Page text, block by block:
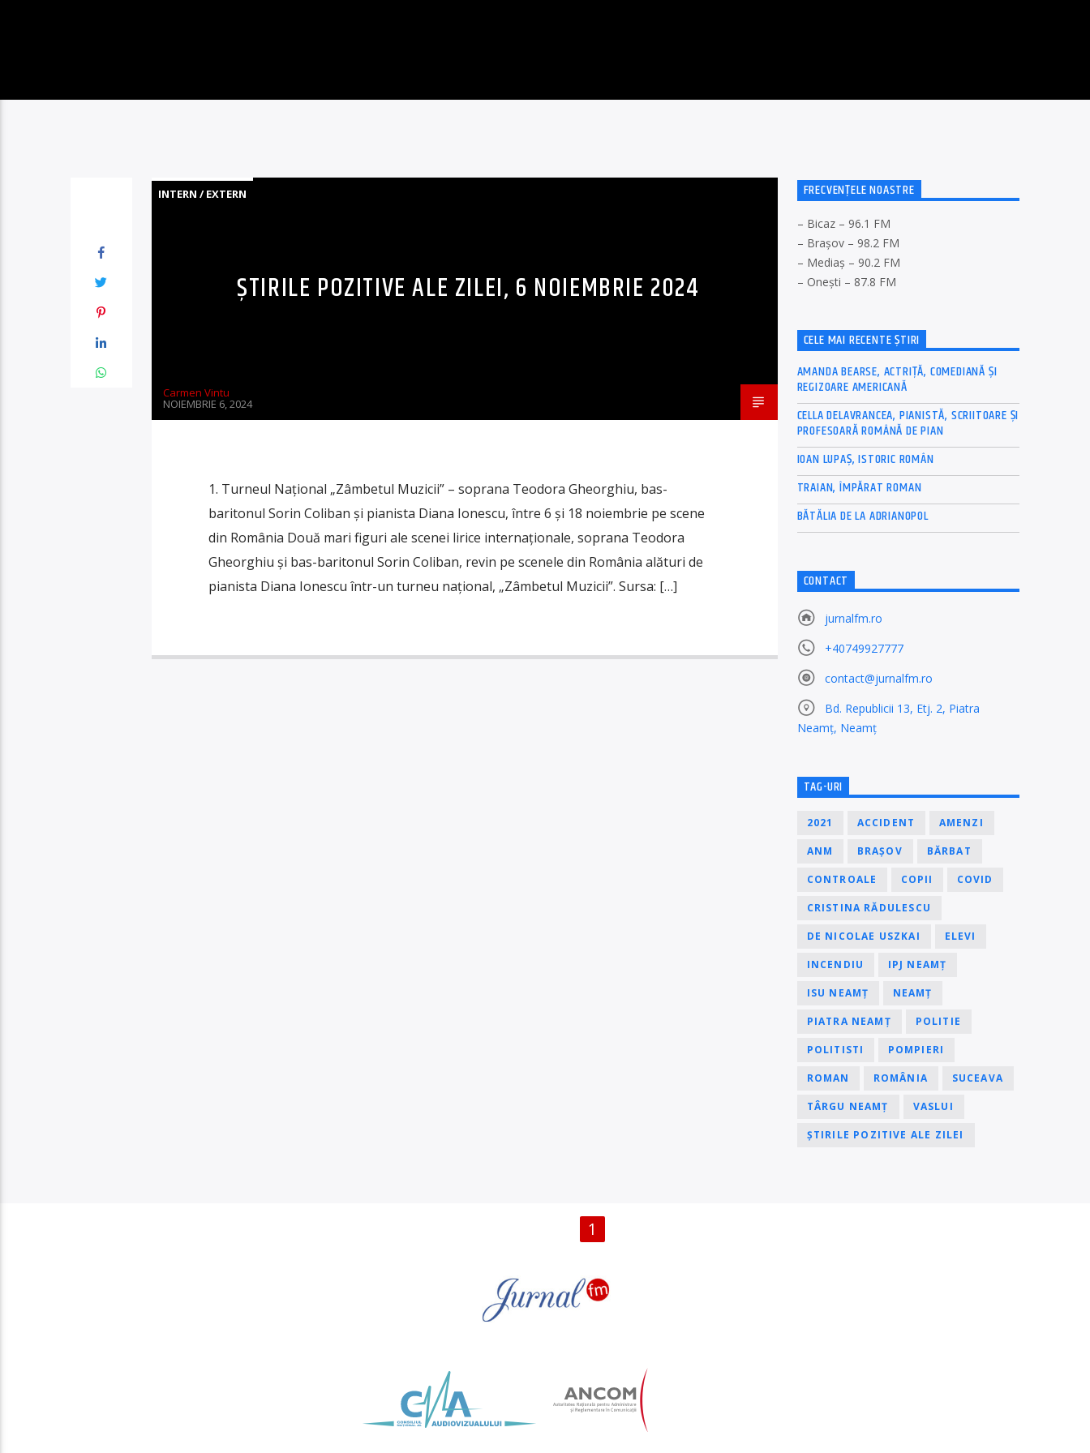
INTERN / EXTERN
ȘTIRILE POZITIVE ALE ZILEI, 6 NOIEMBRIE 2024
Carmen Vintu
NOIEMBRIE 6, 2024
1. Turneul Naţional „Zâmbetul Muzicii” – soprana Teodora Gheorghiu, bas-
baritonul Sorin Coliban și pianista Diana Ionescu, între 6 și 18 noiembrie pe scene
din România Două mari figuri ale scenei lirice internaționale, soprana Teodora
Gheorghiu și bas-baritonul Sorin Coliban, revin pe scenele din România alături de
pianista Diana Ionescu într-un turneu național, „Zâmbetul Muzicii”. Sursa: […]
FRECVENȚELE NOASTRE
– Bicaz – 96.1 FM
– Brașov – 98.2 FM
– Mediaș – 90.2 FM
– Onești – 87.8 FM
CELE MAI RECENTE ȘTIRI
AMANDA BEARSE, ACTRIȚĂ, COMEDIANĂ ȘI
REGIZOARE AMERICANĂ
CELLA DELAVRANCEA, PIANISTĂ, SCRIITOARE ȘI
PROFESOARĂ ROMÂNĂ DE PIAN
IOAN LUPAȘ, ISTORIC ROMÂN
TRAIAN, ÎMPĂRAT ROMAN
BĂTĂLIA DE LA ADRIANOPOL
CONTACT
jurnalfm.ro
+40749927777
contact@jurnalfm.ro
Bd. Republicii 13, Etj. 2, Piatra
Neamț, Neamț
TAG-URI
2021 ACCIDENT AMENZI
ANM BRAȘOV BĂRBAT
CONTROALE COPII COVID
CRISTINA RĂDULESCU
DE NICOLAE USZKAI ELEVI
INCENDIU IPJ NEAMȚ
ISU NEAMȚ NEAMȚ
PIATRA NEAMȚ POLITIE
POLITISTI POMPIERI
ROMAN ROMÂNIA SUCEAVA
TÂRGU NEAMȚ VASLUI
ȘTIRILE POZITIVE ALE ZILEI
1